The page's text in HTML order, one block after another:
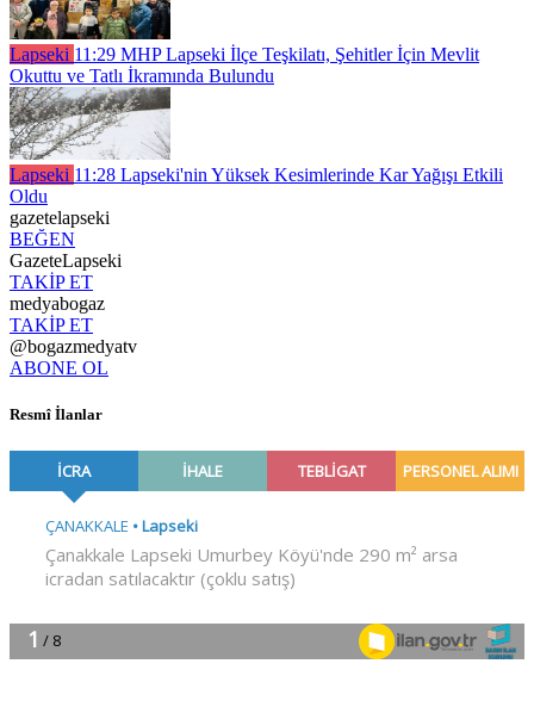
Lapseki 11:29 MHP Lapseki İlçe Teşkilatı, Şehitler İçin Mevlit
Okuttu ve Tatlı İkramında Bulundu
Lapseki 11:28 Lapseki'nin Yüksek Kesimlerinde Kar Yağışı Etkili
Oldu
gazetelapseki
BEĞEN
GazeteLapseki
TAKİP ET
medyabogaz
TAKİP ET
@bogazmedyatv
ABONE OL
Resmî İlanlar